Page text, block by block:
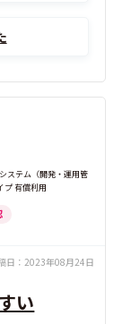
ステム（開発・運用管
プ 有償利用
日： 2023年08月24日
い